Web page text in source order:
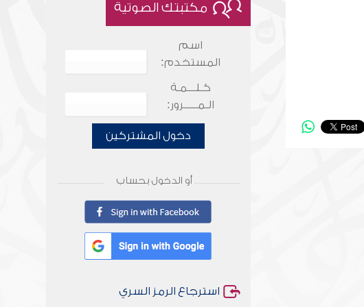
مكتبتك الصوتية
اسم
المستخدم:
كـلـــمـة
الـمـــــرور:
دخول المشتركين
أو الدخول بحساب
استرجاع الرمز السري